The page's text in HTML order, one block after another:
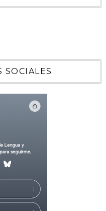
SOCIALES